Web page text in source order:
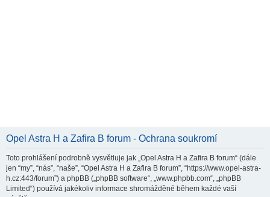
Opel Astra H a Zafira B forum - Ochrana soukromí
Toto prohlášení podrobně vysvětluje jak „Opel Astra H a Zafira B forum“ (dále
jen “my”, “nás”, “naše”, “Opel Astra H a Zafira B forum”, “https://www.opel-astra-
h.cz:443/forum”) a phpBB („phpBB software“, „www.phpbb.com“, „phpBB
Limited“) používá jakékoliv informace shromážděné během každé vaší